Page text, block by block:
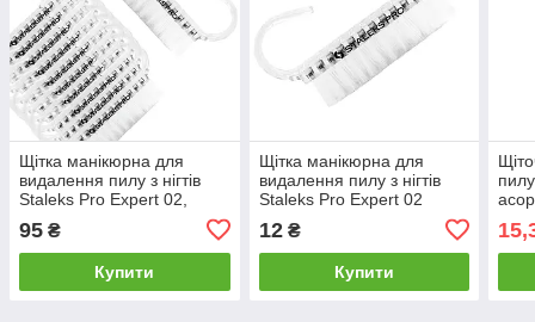
Щітка манікюрна для
видалення пилу з нігтів
Staleks Pro Expert 02,
95 ₴
Купити
Щітка манікюрна для
видалення пилу з нігтів
Staleks Pro Expert 02
12₴
Купити